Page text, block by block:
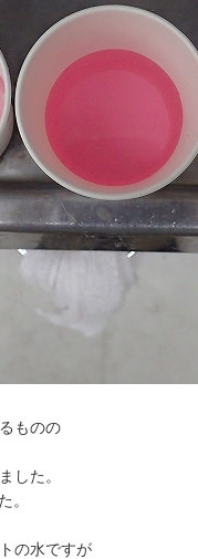
ものの
した。
。
の水ですが